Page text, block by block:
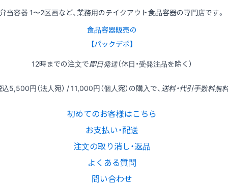
当容器 1〜2区画など、業務用のテイクアウト食品容器の専門店です。
食品容器販売の
【パックデポ】
12時までの注文で即日発送（休日・受発注品を除く）
込5,500円（法人宛） / 11,000円（個人宛）の購入で、 送料・代引手数料無
初めてのお客様はこちら
お支払い・配送
注文の取り消し・返品
よくある質問
問い合わせ